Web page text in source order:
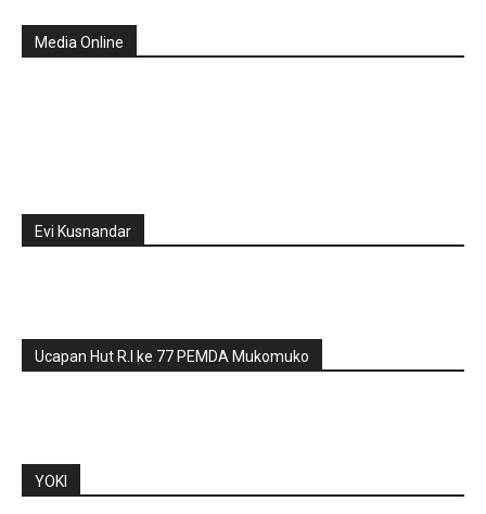
Media Online
Evi Kusnandar
Ucapan Hut R.I ke 77 PEMDA Mukomuko
YOKI